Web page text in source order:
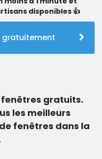
disponibles 👍
gratuitement
fenêtres gratuits.
les meilleurs
fenêtres dans la